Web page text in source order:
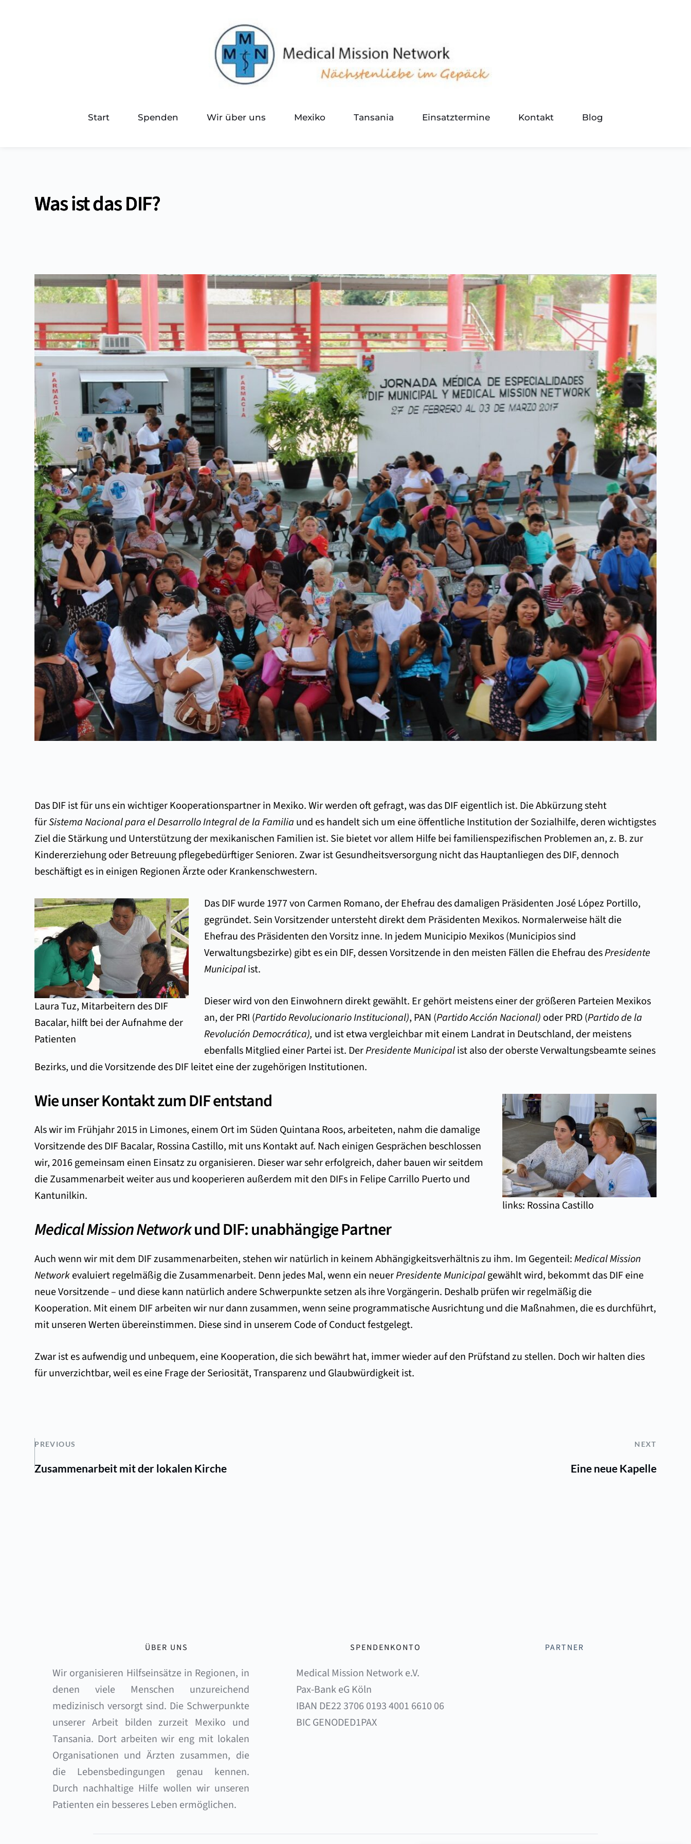
Start Spenden Wir über uns Mexiko Tansania Einsatztermine Kontakt Blog
Was ist das DIF?
Das DIF ist für uns ein wichtiger Kooperationspartner in Mexiko. Wir werden oft gefragt, was das DIF eigentlich ist. Die Abkürzung steht
fürSistema Nacional para el Desarrollo Integral de la Familia und es handelt sich um eine öffentliche Institution der Sozialhilfe, deren wichtigstes
Ziel die Stärkung und Unterstützung der mexikanischen Familien ist. Sie bietet vor allem Hilfe bei familienspezifischen Problemen an, z. B. zur
Kindererziehung oder Betreuung pflegebedürftiger Senioren. Zwar ist Gesundheitsversorgung nicht das Hauptanliegen des DIF, dennoch
beschäftigt es in einigen Regionen Ärzte oder Krankenschwestern.
Laura Tuz, Mitarbeitern des DIF
Bacalar, hilft bei der Aufnahme der
Patienten
Das DIF wurde 1977 von Carmen Romano, der Ehefrau des damaligen Präsidenten José López Portillo,
gegründet. Sein Vorsitzender untersteht direkt dem Präsidenten Mexikos. Normalerweise hält die
Ehefrau des Präsidenten den Vorsitz inne. In jedem Municipio Mexikos (Municipios sind
Verwaltungsbezirke) gibt es ein DIF, dessen Vorsitzende in den meisten Fällen die Ehefrau desPresidente
Municipalist.
Dieser wird von den Einwohnern direkt gewählt. Er gehört meistens einer der größeren Parteien Mexikos
an, der PRI (Partido Revolucionario Institucional), PAN (Partido Acción Nacional) oder PRD (Partido de la
Revolución Democrática), und ist etwa vergleichbar mit einem Landrat in Deutschland, der meistens
ebenfalls Mitglied einer Partei ist. DerPresidente Municipalist also der oberste Verwaltungsbeamte seines
Bezirks, und die Vorsitzende des DIF leitet eine der zugehörigen Institutionen.
links: Rossina Castillo
Wie unser Kontakt zum DIF entstand
Als wir im Frühjahr 2015 in Limones, einem Ort im Süden Quintana Roos, arbeiteten, nahm die damalige
Vorsitzende des DIF Bacalar, Rossina Castillo, mit uns Kontakt auf. Nach einigen Gesprächen beschlossen
wir, 2016 gemeinsam einen Einsatz zu organisieren. Dieser war sehr erfolgreich, daher bauen wir seitdem
die Zusammenarbeit weiter aus und kooperieren außerdem mit den DIFs in Felipe Carrillo Puerto und
Kantunilkin.
Medical Mission Networkund DIF: unabhängige Partner
Auch wenn wir mit dem DIF zusammenarbeiten, stehen wir natürlich in keinem Abhängigkeitsverhältnis zu ihm. Im Gegenteil:Medical Mission
Networkevaluiert regelmäßig die Zusammenarbeit. Denn jedes Mal, wenn ein neuerPresidente Municipalgewählt wird, bekommt das DIF eine
neue Vorsitzende – und diese kann natürlich andere Schwerpunkte setzen als ihre Vorgängerin. Deshalb prüfen wir regelmäßig die
Kooperation. Mit einem DIF arbeiten wir nur dann zusammen, wenn seine programmatische Ausrichtung und die Maßnahmen, die es durchführt,
mit unseren Werten übereinstimmen. Diese sind in unserem Code of Conductfestgelegt.
Zwar ist es aufwendig und unbequem, eine Kooperation, die sich bewährt hat, immer wieder auf den Prüfstand zu stellen. Doch wir halten dies
für unverzichtbar, weil es eine Frage der Seriosität, Transparenz und Glaubwürdigkeit ist.
PREVIOUS NEXT
Zusammenarbeit mit der lokalen Kirche Eine neue Kapelle
ÜBER UNS
Wir organisieren Hilfseinsätze in Regionen, in
denen viele Menschen unzureichend
medizinisch versorgt sind. Die Schwerpunkte
unserer Arbeit bilden zurzeit Mexiko und
Tansania. Dort arbeiten wir eng mit lokalen
Organisationen und Ärzten zusammen, die
die Lebensbedingungen genau kennen.
Durch nachhaltige Hilfe wollen wir unseren
Patienten ein besseres Leben ermöglichen.
SPENDENKONTO
Medical Mission Network e.V.
Pax-Bank eG Köln
IBAN DE22 3706 0193 4001 6610 06
BIC GENODED1PAX
PARTNER